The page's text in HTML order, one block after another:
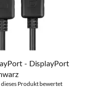
- DisplayPort
dieses Produkt bewertet